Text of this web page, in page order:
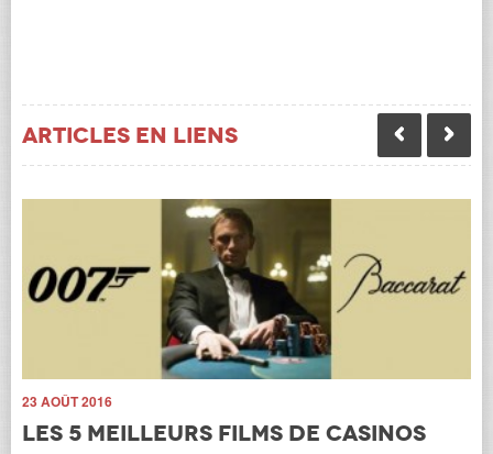
Articles en liens
23 AOÛT 2016
Les 5 meilleurs films de casinos